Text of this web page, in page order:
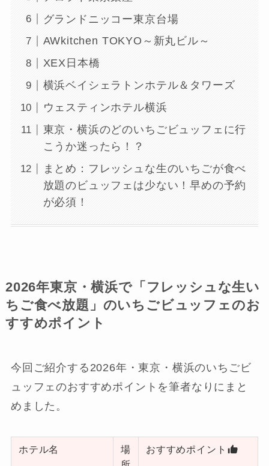
グランドニッコー東京台場
AWkitchen TOKYO～新丸ビル～
XEX日本橋
横浜ベイシェラトンホテル＆タワーズ
ウェスティンホテル横浜
東京・横浜のどのいちごビュッフェに行
こうか迷ったら！？
まとめ：フレッシュな生のいちごが食べ
放題のビュッフェは少ない！早めの予約
が必須！
2026年東京・横浜で「フレッシュな生い
ちご食べ放題」のいちごビュッフェのお
すすめポイント
今回ご紹介する2026年・東京・横浜のいちごビ
ュッフェのおすすめポイントを筆者なりにまと
めました。
ホテル名
場
おすすめポイント